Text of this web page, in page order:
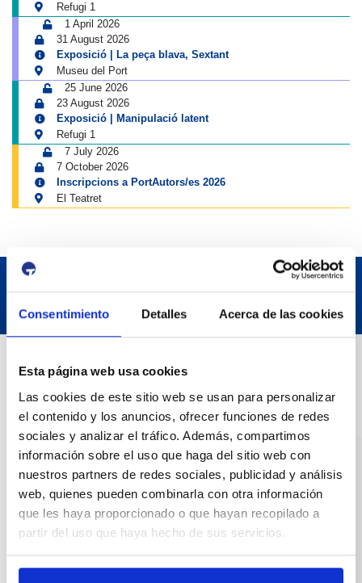
Consentimiento Detalles Acerca de las cookies
Esta página web usa cookies
Las cookies de este sitio web se usan para personalizar
el contenido y los anuncios, ofrecer funciones de redes
sociales y analizar el tráfico. Además, compartimos
información sobre el uso que haga del sitio web con
nuestros partners de redes sociales, publicidad y análisis
web, quienes pueden combinarla con otra información
que les haya proporcionado o que hayan recopilado a
partir del uso que haya hecho de sus servicios.
Refugi 1
1 April 2026
31 August 2026
Exposició | La peça blava, Sextant
Museu del Port
25 June 2026
23 August 2026
Exposició | Manipulació latent
Refugi 1
7 July 2026
7 October 2026
Inscripcions a PortAutors/es 2026
El Teatret
Contact
Adreça
Passeig de l'Escullera s/n, 43004 Tarragona
Contact number
977 259 400
Emergency
(+34) 900 229 900